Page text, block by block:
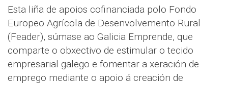
Esta liña de apoios cofinanciada polo Fondo
Europeo Agrícola de Desenvolvemento Rural
(Feader), súmase ao Galicia Emprende, que
comparte o obxectivo de estimular o tecido
empresarial galego e fomentar a xeración de
emprego mediante o apoio á creación de